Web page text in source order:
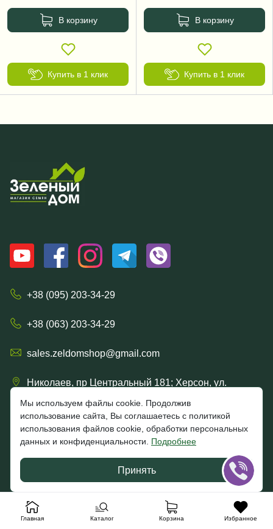
В корзину
Купить в 1 клик
В корзину
Купить в 1 клик
+38 (095) 203-34-29
+38 (063) 203-34-29
sales.zeldomshop@gmail.com
Николаев, пр Центральный 181; Херсон, ул.
4.7★★★★★
★★★★★
Главная Каталог Корзина Избранное
Мы используем файлы cookie. Продолжив
использование сайта, Вы соглашаетесь с политикой
использования файлов cookie, обработки персональных
данных и конфиденциальности.
Подробнее
Принять